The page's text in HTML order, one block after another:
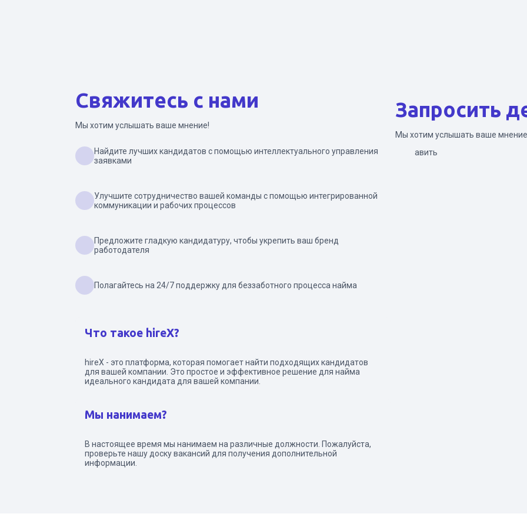
Свяжитесь с нами
Мы хотим услышать ваше мнение!
Найдите лучших кандидатов с помощью интеллектуального управления
заявками
Улучшите сотрудничество вашей команды с помощью интегрированной
коммуникации и рабочих процессов
Предложите гладкую кандидатуру, чтобы укрепить ваш бренд
работодателя
Полагайтесь на 24/7 поддержку для беззаботного процесса найма
Что такое hireX?
hireX - это платформа, которая помогает найти подходящих кандидатов
для вашей компании. Это простое и эффективное решение для найма
идеального кандидата для вашей компании.
Мы нанимаем?
В настоящее время мы нанимаем на различные должности. Пожалуйста,
проверьте нашу доску вакансий для получения дополнительной
информации.
Запросить
Мы хотим услышать ваше
Отправить